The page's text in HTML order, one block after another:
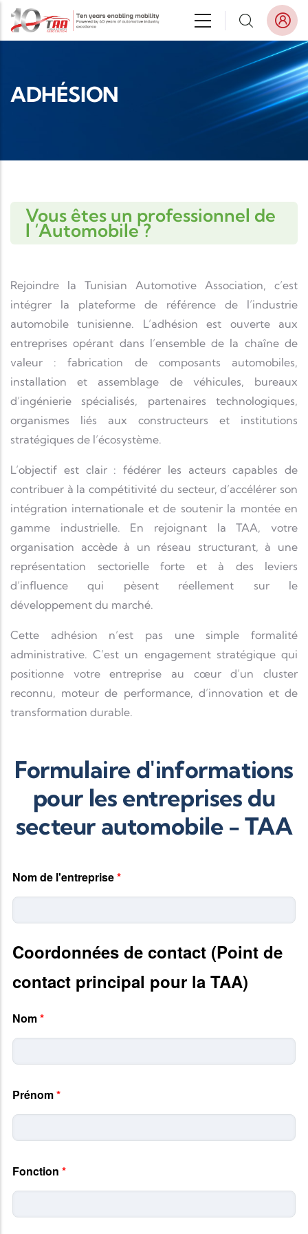
Aller au contenu principal
ADHÉSION
Vous êtes un professionnel de
l ‘Automobile ?
Rejoindre la Tunisian Automotive Association, c’est
intégrer la plateforme de référence de l’industrie
automobile tunisienne. L’adhésion est ouverte aux
entreprises opérant dans l’ensemble de la chaîne de
valeur : fabrication de composants automobiles,
installation et assemblage de véhicules, bureaux
d’ingénierie spécialisés, partenaires technologiques,
organismes liés aux constructeurs et institutions
stratégiques de l’écosystème.
L’objectif est clair : fédérer les acteurs capables de
contribuer à la compétitivité du secteur, d’accélérer son
intégration internationale et de soutenir la montée en
gamme industrielle. En rejoignant la TAA, votre
organisation accède à un réseau structurant, à une
représentation sectorielle forte et à des leviers
d’influence qui pèsent réellement sur le
développement du marché.
Cette adhésion n’est pas une simple formalité
administrative. C’est un engagement stratégique qui
positionne votre entreprise au cœur d’un cluster
reconnu, moteur de performance, d’innovation et de
transformation durable.
Formulaire d'informations
pour les entreprises du
secteur automobile - TAA
Nom de l'entreprise*
Coordonnées de contact (Point de
contact principal pour la TAA)
Nom*
Prénom*
Fonction *